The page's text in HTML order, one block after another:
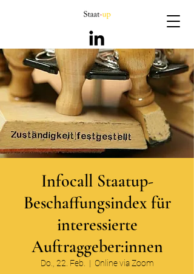
Infocall Staatup-
Beschaffungsindex für
interessierte
Auftraggeber:innen
Do., 22. Feb.
  |
Online via Zoom